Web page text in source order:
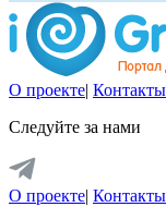
О проекте| Контакты
Следуйте за нами
О проекте| Контакты